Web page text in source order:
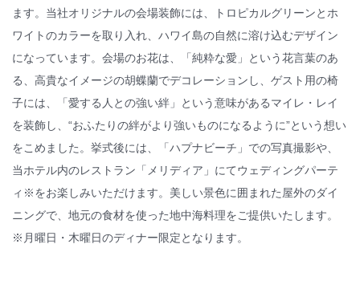
ます。当社オリジナルの会場装飾には、トロピカルグリーンとホ
ワイトのカラーを取り入れ、ハワイ島の自然に溶け込むデザイン
になっています。会場のお花は、「純粋な愛」という花言葉のあ
る、高貴なイメージの胡蝶蘭でデコレーションし、ゲスト用の椅
子には、「愛する人との強い絆」という意味があるマイレ・レイ
を装飾し、“おふたりの絆がより強いものになるように”という想い
をこめました。挙式後には、「ハプナビーチ」での写真撮影や、
当ホテル内のレストラン「メリディア」にてウェディングパーテ
ィ※をお楽しみいただけます。美しい景色に囲まれた屋外のダイ
ニングで、地元の食材を使った地中海料理をご提供いたします。
※月曜日・木曜日のディナー限定となります。